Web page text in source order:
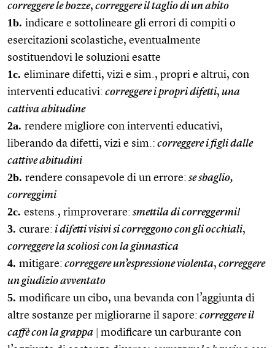
correggere le bozze, correggere il taglio di un abito
1b. indicare e sottolineare gli errori di compiti o
esercitazioni scolastiche, eventualmente
sostituendovi le soluzioni esatte
1c. eliminare difetti, vizi e sim., propri e altrui, con
interventi educativi: correggere i propri difetti, una
cattiva abitudine
2a. rendere migliore con interventi educativi,
liberando da difetti, vizi e sim.: correggere i figli dalle
cattive abitudini
2b. rendere consapevole di un errore: se sbaglio,
correggimi
2c. estens., rimproverare: smettila di correggermi!
3. curare: i difetti visivi si correggono con gli occhiali,
correggere la scoliosi con la ginnastica
4. mitigare: correggere un’espressione violenta, correggere
un giudizio avventato
5. modificare un cibo, una bevanda con l’aggiunta di
altre sostanze per migliorarne il sapore: correggere il
caffè con la grappa
modificare un carburante con